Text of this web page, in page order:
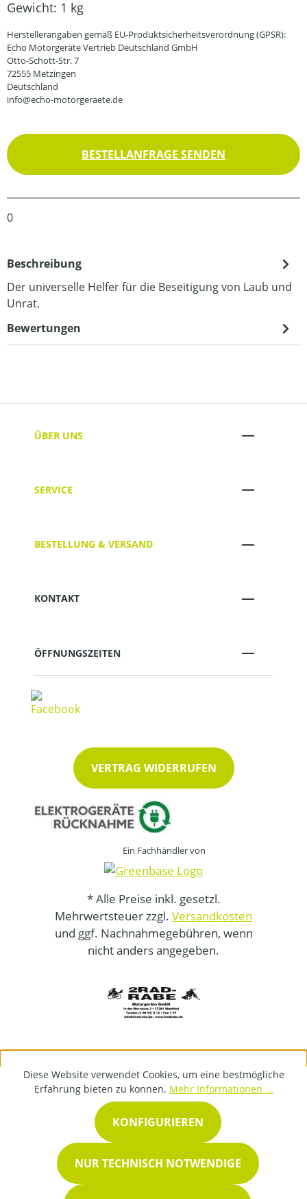
Gewicht: 1 kg
Herstellerangaben gemäß EU-Produktsicherheitsverordnung (GPSR):
Echo Motorgeräte Vertrieb Deutschland GmbH
Otto-Schott-Str. 7
72555 Metzingen
Deutschland
info@echo-motorgeraete.de
BESTELLANFRAGE SENDEN
0
Beschreibung
Der universelle Helfer für die Beseitigung von Laub und
Unrat.
Bewertungen
ÜBER UNS
SERVICE
BESTELLUNG & VERSAND
KONTAKT
ÖFFNUNGSZEITEN
VERTRAG WIDERRUFEN
Ein Fachhändler von
* Alle Preise inkl. gesetzl.
Mehrwertsteuer zzgl. Versandkosten
und ggf. Nachnahmegebühren, wenn
nicht anders angegeben.
Diese Website verwendet Cookies, um eine bestmögliche
Erfahrung bieten zu können. Mehr Informationen ...
NUR TECHNISCH NOTWENDIGE
KONFIGURIEREN